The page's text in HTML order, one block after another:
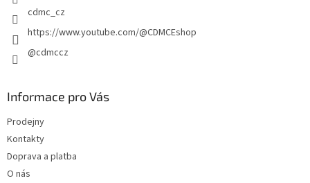
cdmc_cz
https://www.youtube.com/@CDMCEshop
@cdmccz
Informace pro Vás
Prodejny
Kontakty
Doprava a platba
O nás